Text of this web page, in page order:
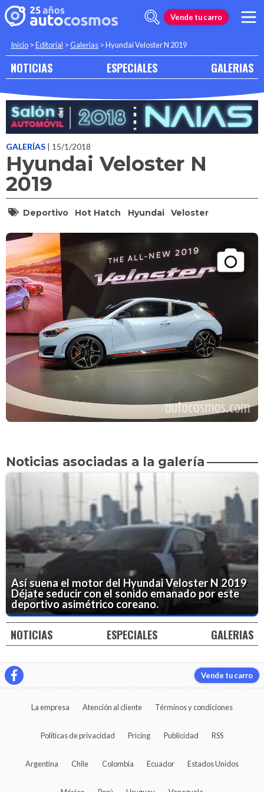
Vende tu carro
Inicio >Editorial >Galerias >Hyundai Veloster N 2019
NOTICIAS ESPECIALES GALERIAS
GALERÍAS | 15/1/2018
Hyundai Veloster N
2019
Deportivo Hot Hatch Hyundai Veloster
Noticias asociadas a la galería
Así suena el motor del Hyundai Veloster N 2019
Déjate seducir con el sonido emanado por este
deportivo asimétrico coreano.
NOTICIAS ESPECIALES GALERIAS
Vende tu carro
La empresa Atención al cliente Términos y condiciones
Políticas de privacidad Pricing Publicidad RSS
Argentina Chile Colombia Ecuador Estados Unidos